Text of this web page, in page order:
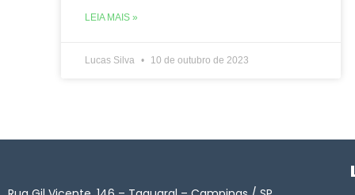
LEIA MAIS »
Lucas Silva 10 de outubro de 2023